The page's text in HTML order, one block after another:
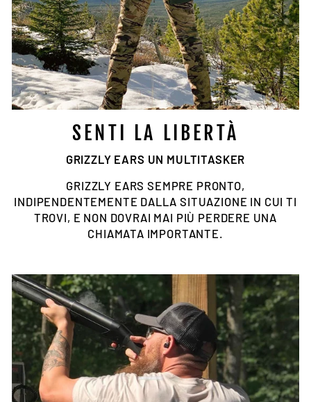
SENTI LA LIBERTÀ
GRIZZLY EARS UN MULTITASKER
GRIZZLY EARS SEMPRE PRONTO,
INDIPENDENTEMENTE DALLA SITUAZIONE IN CUI TI
TROVI, E NON DOVRAI MAI PIÙ PERDERE UNA
CHIAMATA IMPORTANTE.